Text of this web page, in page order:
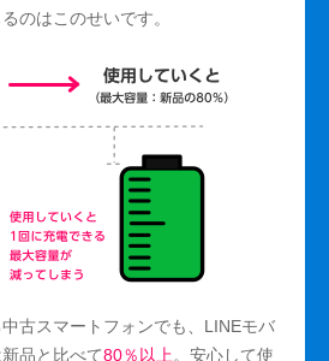
のはこのせいです。
古スマートフォンでも、LINEモバ
品と比べて80％以上。安心して使